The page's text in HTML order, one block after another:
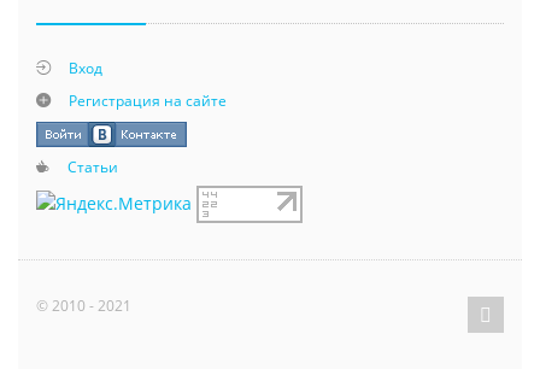
Вход
Регистрация на сайте
Статьи
© 2010 - 2021